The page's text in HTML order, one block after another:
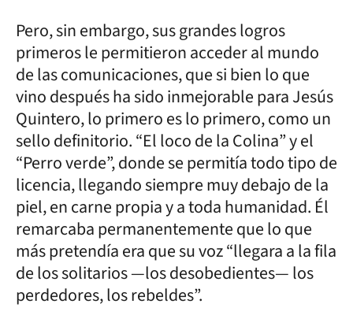
Pero, sin embargo, sus grandes logros
primeros le permitieron acceder al mundo
de las comunicaciones, que si bien lo que
vino después ha sido inmejorable para Jesús
Quintero, lo primero es lo primero, como un
sello definitorio. “El loco de la Colina” y el
“Perro verde”, donde se permitía todo tipo de
licencia, llegando siempre muy debajo de la
piel, en carne propia y a toda humanidad. Él
remarcaba permanentemente que lo que
más pretendía era que su voz “llegara a la fila
de los solitarios —los desobedientes— los
perdedores, los rebeldes”.